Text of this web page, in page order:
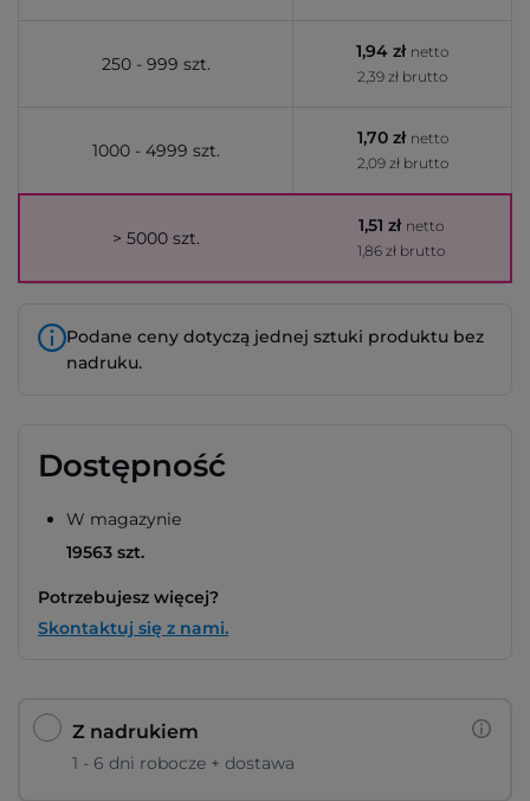
250 - 999 szt.
1,94 zł netto
2,39 zł brutto
1000 - 4999 szt.
1,70 zł netto
2,09 zł brutto
> 5000 szt.
1,51 zł netto
1,86 zł brutto
Podane ceny dotyczą jednej sztuki produktu bez
nadruku.
Dostępność
W magazynie
19563 szt.
Potrzebujesz więcej?
Skontaktuj się z nami.
Z nadrukiem
1 - 6 dni robocze + dostawa